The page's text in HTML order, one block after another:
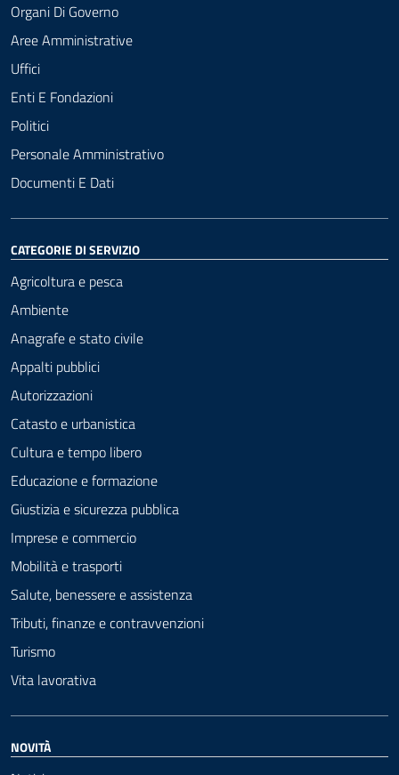
Organi Di Governo
Aree Amministrative
Uffici
Enti E Fondazioni
Politici
Personale Amministrativo
Documenti E Dati
CATEGORIE DI SERVIZIO
Agricoltura e pesca
Ambiente
Anagrafe e stato civile
Appalti pubblici
Autorizzazioni
Catasto e urbanistica
Cultura e tempo libero
Educazione e formazione
Giustizia e sicurezza pubblica
Imprese e commercio
Mobilità e trasporti
Salute, benessere e assistenza
Tributi, finanze e contravvenzioni
Turismo
Vita lavorativa
NOVITÀ